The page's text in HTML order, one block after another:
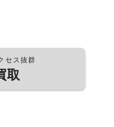
セス抜群
取